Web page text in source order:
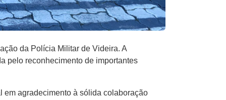
da Polícia Militar de Videira. A
pelo reconhecimento de importantes
em agradecimento à sólida colaboração